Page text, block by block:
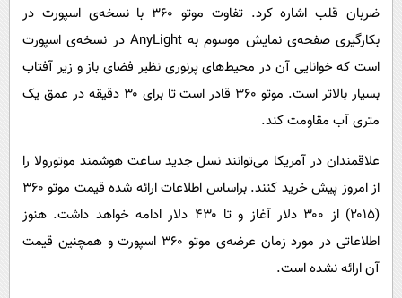
ضربان قلب اشاره کرد. تفاوت موتو ۳۶۰ با نسخه‌ی اسپورت در
بکارگیری صفحه‌ی نمایش موسوم بهAnyLight در نسخه‌ی اسپورت
است که خوانایی آن در محیط‌های پرنوری نظیر فضای باز و زیر آفتاب
بسیار بالاتر است. موتو ۳۶۰ قادر است تا برای ۳۰ دقیقه در عمق یک
متری آب مقاومت کند.
علاقمندان در آمریکا می‌توانند نسل جدید ساعت هوشمند موتورولا را
از امروز پیش خرید کنند. براساس اطلاعات ارائه شده قیمت موتو ۳۶۰
(۲۰۱۵) از ۳۰۰ دلار آغاز و تا ۴۳۰ دلار ادامه خواهد داشت. هنوز
اطلاعاتی در مورد زمان عرضه‌ی موتو ۳۶۰ اسپورت و همچنین قیمت
آن ارائه نشده است.